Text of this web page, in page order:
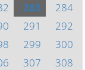
283
284
291
292
299
300
307
308